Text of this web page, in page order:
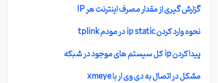
گزارش گیری از مقدار مصرف اینترنت هر IP
نحوه وارد کردن ip static در مودم tplink
پیدا کردن ip کل سیستم های موجود در شبکه
مشکل در اتصال به دی وی ار با xmeye